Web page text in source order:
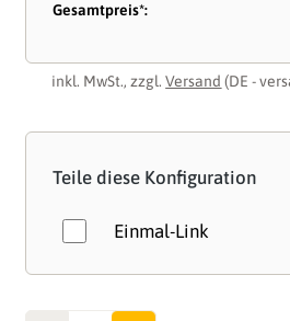
Gesamtpreis*:
inkl. MwSt., zzgl.Versand (DE -
Teile diese Konfiguration
Einmal-Link